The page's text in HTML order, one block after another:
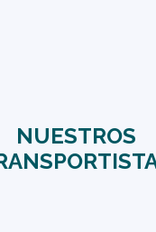
NUESTROS